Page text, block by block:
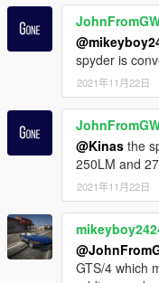
Repalce "stinger" into
spawn in traffics :D
Big love to you all.
spyder is
2021年11月22日
@Kinas the
250LM and
2021年11月22日
GTS/4 which